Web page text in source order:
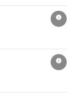
info
info